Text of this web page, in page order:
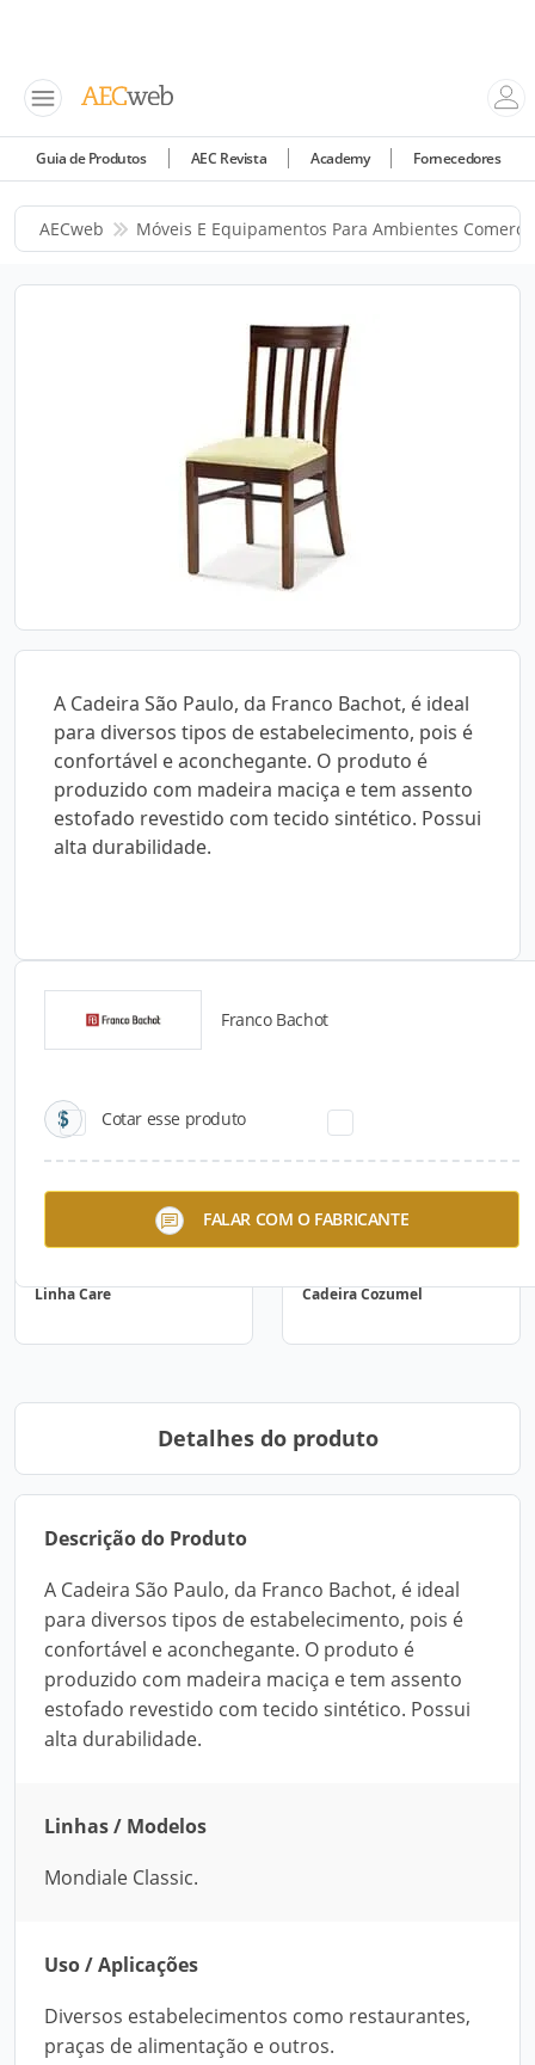
Guia de Produtos AEC Revista Academy Fornecedores
AECweb Móveis E Equipamentos Para Ambientes
A Cadeira São Paulo, da Franco Bachot, é ideal
para diversos tipos de estabelecimento, pois é
confortável e aconchegante. O produto é
produzido com madeira maciça e tem assento
estofado revestido com tecido sintético. Possui
alta durabilidade.
Franco Bachot
Cotar esse produto
FALAR COM O FABRICANTE
Catálogos para Download
Linha Care Cadeira Cozumel
Detalhes do produto
Descrição do Produto
A Cadeira São Paulo, da Franco Bachot, é ideal
para diversos tipos de estabelecimento, pois é
confortável e aconchegante. O produto é
produzido com madeira maciça e tem assento
estofado revestido com tecido sintético. Possui
alta durabilidade.
Linhas / Modelos
Mondiale Classic.
Uso / Aplicações
Diversos estabelecimentos como restaurantes,
praças de alimentação e outros.